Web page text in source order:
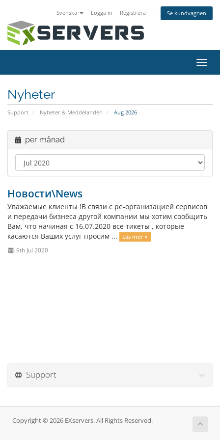
Svenska Logga in Registrera Se kundvagnen
Nyheter
Support Nyheter & Meddelanden Aug 2026
per månad
Новости\News
Уважаемые клиенты !В связи с ре-организацией сервисов
и передачи бизнеса другой компании мы хотим сообщить
Вам, что начиная с 16.07.2020 все тикеты , которые
касаются Ваших услуг просим ...
Läs mer »
9th Jul 2020
Support
Copyright © 2026 EXservers. All Rights Reserved.